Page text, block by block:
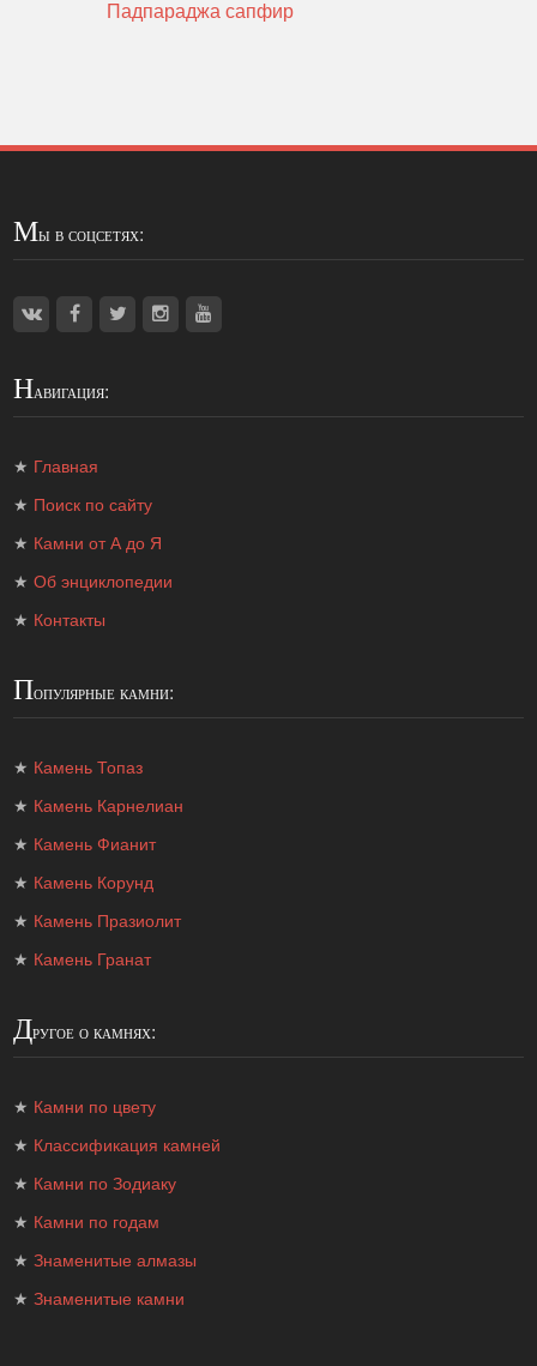
Падпараджа сапфир
Мы в соцсетях:
Навигация:
★ Главная
★ Поиск по сайту
★ Камни от А до Я
★Об энциклопедии
★ Контакты
Популярные камни:
★ Камень Топаз
★ Камень Карнелиан
★ Камень Фианит
★ Камень Корунд
★ Камень Празиолит
★ Камень Гранат
Другое о камнях:
★ Камни по цвету
★ Классификация камней
★ Камни по Зодиаку
★ Камни по годам
★Знаменитые алмазы
★Знаменитые камни